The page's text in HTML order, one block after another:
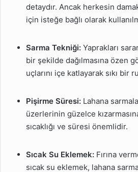
detaydır. Ancak herkesin
için isteğe bağlı olarak
Sarma Tekniği: Yaprakları
bir şekilde dağılmasına özen
uçlarını içe katlayarak sıkı
Pişirme Süresi: Lahana
üzerlerinin güzelce
sıcaklığı ve süresi önemlidir.
Sıcak Su Eklemek: Fırına
sıcak su eklemek, lahana